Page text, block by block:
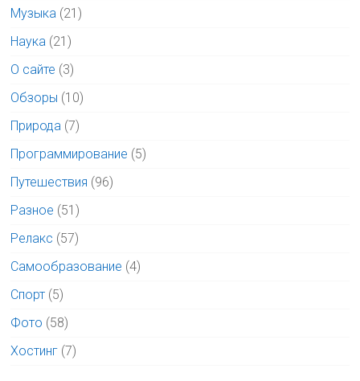
Музыка (21)
Наука (21)
О сайте (3)
Обзоры (10)
Природа (7)
Программирование (5)
Путешествия (96)
Разное (51)
Релакс (57)
Самообразование (4)
Спорт (5)
Фото (58)
Хостинг (7)